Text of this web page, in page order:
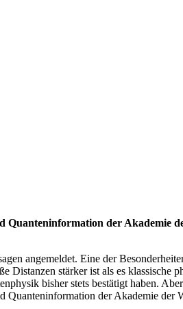
der Akademie
angemeldet. Eine der
Distanzen stärker ist als es klassische
bisher stets bestätigt haben.
der Akademie der